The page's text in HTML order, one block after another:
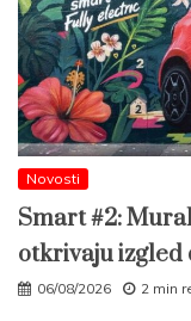
Novosti
Smart #2:
otkrivaju izgled
06/08/2026 2 min